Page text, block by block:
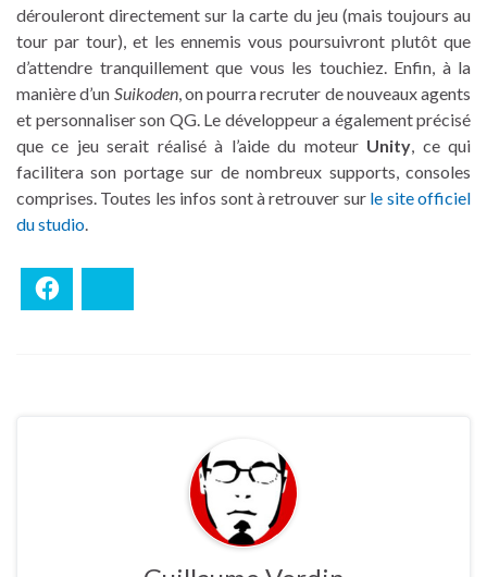
dérouleront directement sur la carte du jeu (mais toujours au
tour par tour), et les ennemis vous poursuivront plutôt que
d’attendre tranquillement que vous les touchiez. Enfin, à la
manière d’un Suikoden, on pourra recruter de nouveaux agents
et personnaliser son QG. Le développeur a également précisé
que ce jeu serait réalisé à l’aide du moteur Unity, ce qui
facilitera son portage sur de nombreux supports, consoles
comprises. Toutes les infos sont à retrouver sur le site officiel
du studio.